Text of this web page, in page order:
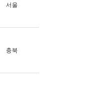
서울
충북